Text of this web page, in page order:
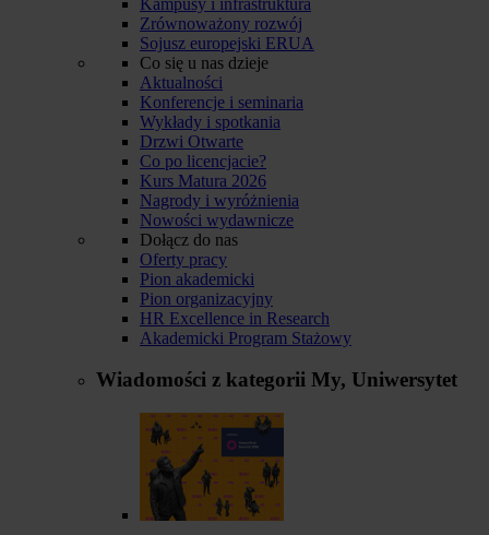
Zrównoważony rozwój
Sojusz europejski ERUA
Co się u nas dzieje
Aktualności
Konferencje i seminaria
Wykłady i spotkania
Drzwi Otwarte
Co po licencjacie?
Kurs Matura 2026
Nagrody i wyróżnienia
Nowości wydawnicze
Dołącz do nas
Oferty pracy
Pion akademicki
Pion organizacyjny
HR Excellence in Research
Akademicki Program Stażowy
Wiadomości z kategorii My, Uniwersytet